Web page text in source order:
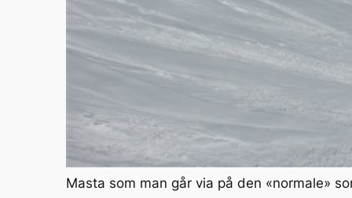
Masta som man går via på den «normale»